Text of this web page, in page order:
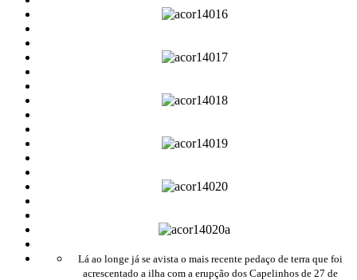
Lá ao longe já se avista o mais recente pedaço de terra que foi
acrescentado a ilha com a erupção dos Capelinhos de 27 de